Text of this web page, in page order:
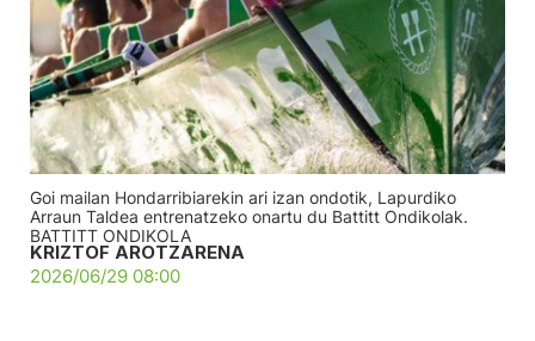
Goi mailan Hondarribiarekin ari izan ondotik, Lapurdiko
Arraun Taldea entrenatzeko onartu du Battitt Ondikolak.
BATTITT ONDIKOLA
KRIZTOF AROTZARENA
2026/06/29 08:00